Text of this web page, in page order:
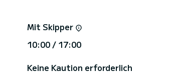
Mit Skipper
10:00 / 17:00
Keine Kaution erforderlich